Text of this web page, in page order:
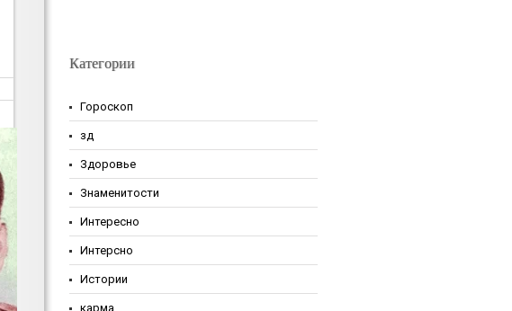
Категории
Гороскоп
зд
Здоровье
Знаменитости
Интересно
Интерсно
Истории
карма